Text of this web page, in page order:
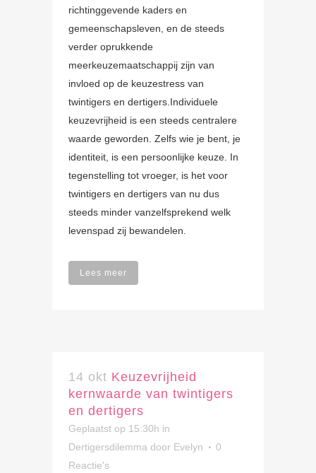
richtinggevende kaders en
gemeenschapsleven, en de steeds
verder oprukkende
meerkeuzemaatschappij zijn van
invloed op de keuzestress van
twintigers en dertigers.Individuele
keuzevrijheid is een steeds centralere
waarde geworden. Zelfs wie je bent, je
identiteit, is een persoonlijke keuze. In
tegenstelling tot vroeger, is het voor
twintigers en dertigers van nu dus
steeds minder vanzelfsprekend welk
levenspad zij bewandelen.
Lees meer
14 okt Keuzevrijheid
kernwaarde van twintigers
en dertigers
Geplaatst op 15:30h in
Dertigersdilemma door Evelyn
0
Reactie's